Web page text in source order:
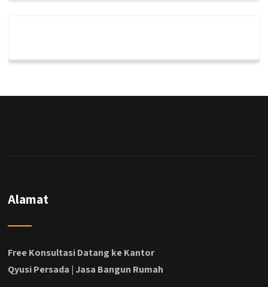
Alamat
Free Konsultasi Datang ke Kantor
Qyusi Persada | Jasa Bangun Rumah